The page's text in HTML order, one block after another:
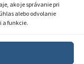
ako je správanie pri
alebo odvolanie
a funkcie.